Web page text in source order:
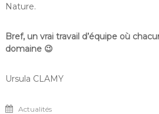
Nature.
Bref, un vrai travail d’équipe où
domaine 😉
Ursula CLAMY
Actualités